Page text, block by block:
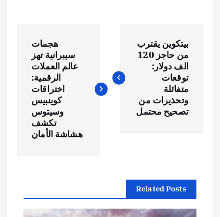
ص
م
ق
بيتكوين يقترب
من حاجز 120
الف دولار:
توقعات
متفائلة
وتحذيرات من
تصحيح محتمل
هجمات
سيبرانية تهز
عالم العملات
الرقمية:
اختراقات
كوينبيس
وسيتوس
تكشف
هشاشة الأمان
Related Posts